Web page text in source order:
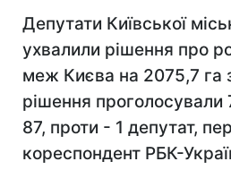
Депутати Київської
ухвалили рішення про
меж Києва на 2075,7 га
рішення проголосували
87, проти - 1 депутат,
кореспондент РБК-